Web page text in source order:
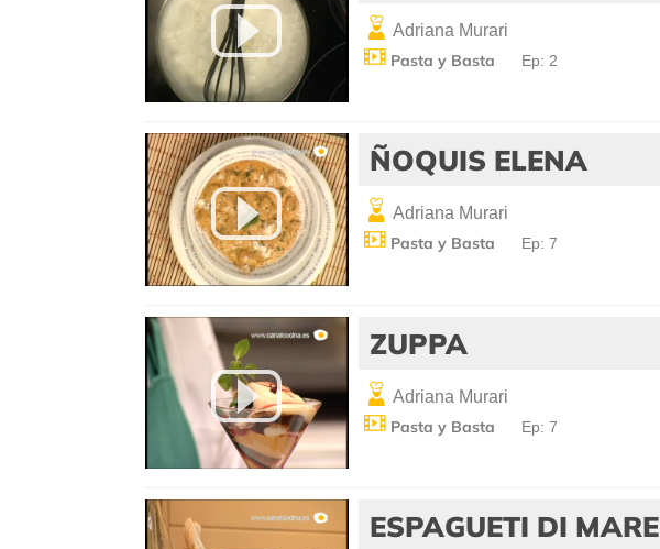
Adriana Murari
Pasta y Basta Ep: 2
ÑOQUIS ELENA
Adriana Murari
Pasta y Basta Ep: 7
ZUPPA
Adriana Murari
Pasta y Basta Ep: 7
ESPAGUETI DI MARE